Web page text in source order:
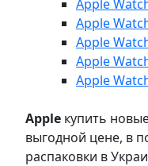
Apple
Apple
Apple
Apple
Apple
Apple купить
выгодной цене, в
распаковки в